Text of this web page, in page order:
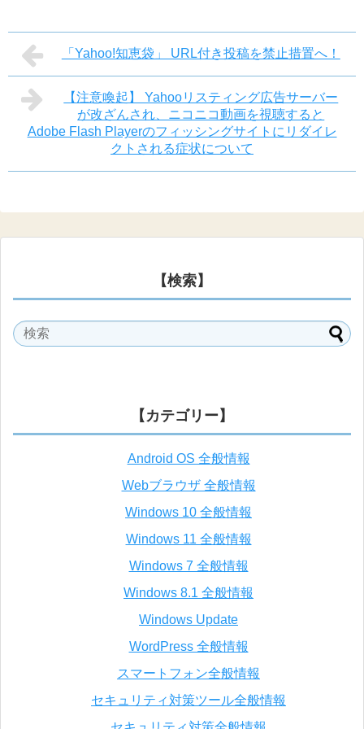
「Yahoo!知恵袋」 URL付き投稿を禁止措置へ！
【注意喚起】 Yahooリスティング広告サーバー
が改ざんされ、ニコニコ動画を視聴すると
Adobe Flash Playerのフィッシングサイトにリダイレ
クトされる症状について
【検索】
【カテゴリー】
Android OS 全般情報
Webブラウザ 全般情報
Windows 10 全般情報
Windows 11 全般情報
Windows 7 全般情報
Windows 8.1 全般情報
Windows Update
WordPress 全般情報
スマートフォン全般情報
セキュリティ対策ツール全般情報